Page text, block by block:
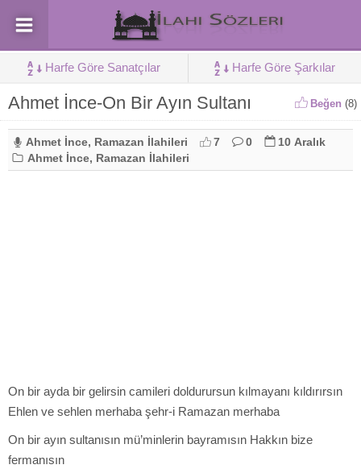
Harfe Göre Sanatçılar Harfe Göre Şarkılar
Ahmet İnce-On Bir Ayın Sultanı Beğen (8)
Ahmet İnce, Ramazan İlahileri 7 0
10 Aralık
Ahmet İnce, Ramazan İlahileri
On bir ayda bir gelirsin camileri doldurursun kılmayanı kıldırırsın
Ehlen ve sehlen merhaba şehr-i Ramazan merhaba
On bir ayın sultanısın mü’minlerin bayramısın Hakkın bize
fermanısın